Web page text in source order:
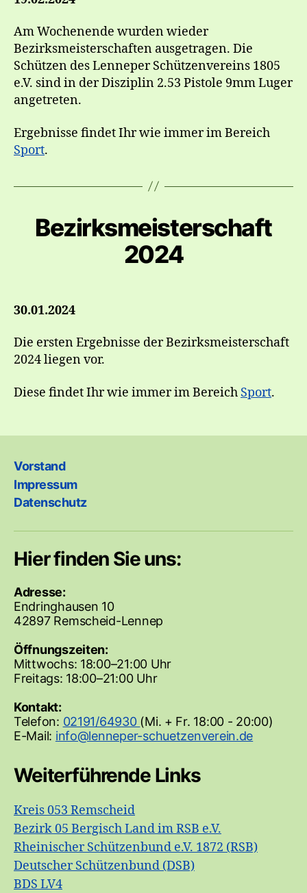
Am Wochenende wurden wieder
Bezirksmeisterschaften ausgetragen. Die
Schützen des Lenneper Schützenvereins 1805
e.V. sind in der Disziplin 2.53 Pistole 9mm Luger
angetreten.
Ergebnisse findet Ihr wie immer im Bereich
Sport.
Bezirksmeisterschaft
2024
30.01.2024
Die ersten Ergebnisse der Bezirksmeisterschaft
2024 liegen vor.
Diese findet Ihr wie immer im Bereich Sport.
Vorstand
Impressum
Datenschutz
Hier finden Sie uns:
Adresse:
Endringhausen 10
42897 Remscheid-Lennep
Öffnungszeiten:
Mittwochs: 18:00–21:00 Uhr
Freitags: 18:00–21:00 Uhr
Kontakt:
Telefon: 02191/64930 (Mi. + Fr. 18:00 - 20:00)
E-Mail:
Weiterführende Links
Kreis 053 Remscheid
Bezirk 05 Bergisch Land im RSB e.V.
Rheinischer Schützenbund e.V. 1872 (RSB)
Deutscher Schützenbund (DSB)
BDS LV4